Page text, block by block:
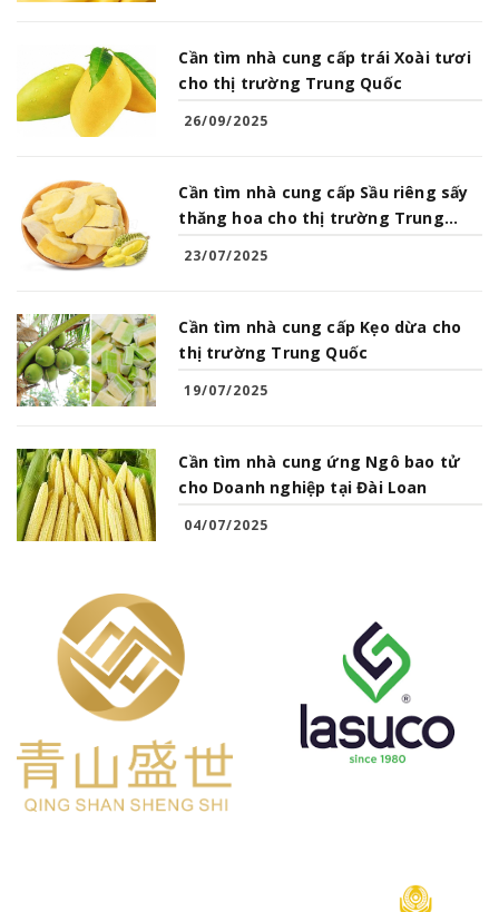
Cần tìm nhà cung cấp trái Xoài tươi
cho thị trường Trung Quốc
26/09/2025
Cần tìm nhà cung cấp Sầu riêng sấy
thăng hoa cho thị trường Trung
23/07/2025
Cần tìm nhà cung cấp Kẹo dừa cho
thị trường Trung Quốc
19/07/2025
Cần tìm nhà cung ứng Ngô bao tử
cho Doanh nghiệp tại Đài Loan
04/07/2025